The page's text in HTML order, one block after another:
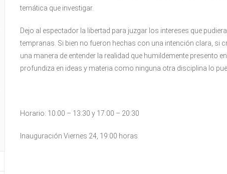
temática que investigar.
Dejo al espectador la libertad para juzgar los intereses que
tempranas. Si bien no fueron hechas con una intención clara, si
una manera de entender la realidad que humildemente presento
profundiza en ideas y materia como ninguna otra disciplina lo
Horario: 10:00 – 13:30 y 17:00 – 20:30
Inauguración Viernes 24, 19:00 horas